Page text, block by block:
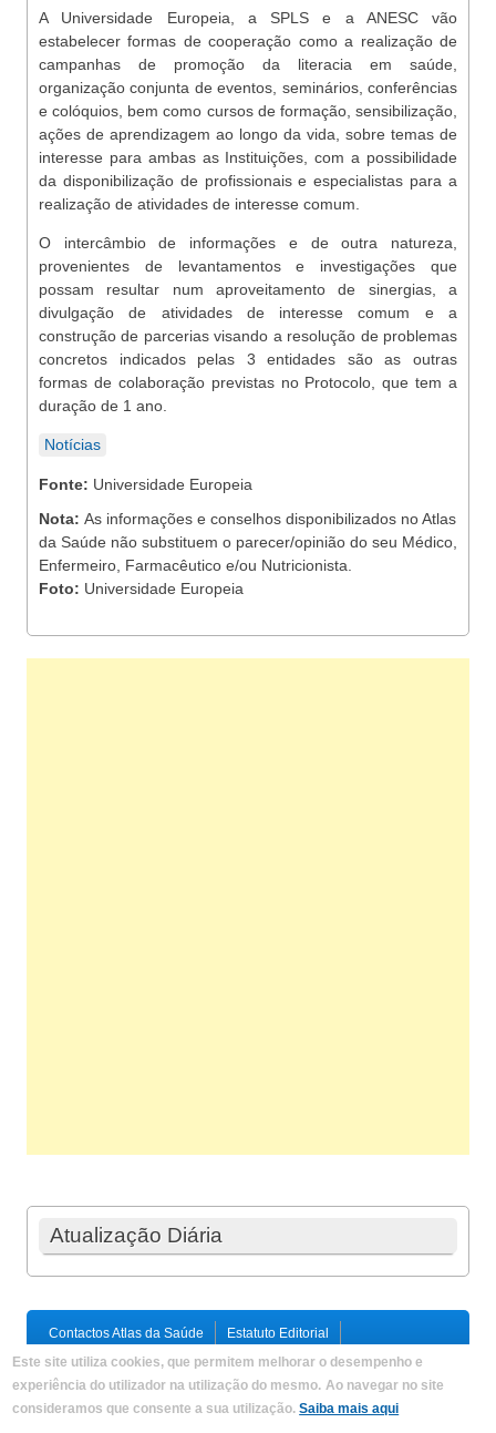
A Universidade Europeia, a SPLS e a ANESC vão
estabelecer formas de cooperação como a realização de
campanhas de promoção da literacia em saúde,
organização conjunta de eventos, seminários, conferências
e colóquios, bem como cursos de formação, sensibilização,
ações de aprendizagem ao longo da vida, sobre temas de
interesse para ambas as Instituições, com a possibilidade
da disponibilização de profissionais e especialistas para a
realização de atividades de interesse comum.
O intercâmbio de informações e de outra natureza,
provenientes de levantamentos e investigações que
possam resultar num aproveitamento de sinergias, a
divulgação de atividades de interesse comum e a
construção de parcerias visando a resolução de problemas
concretos indicados pelas 3 entidades são as outras
formas de colaboração previstas no Protocolo, que tem a
duração de 1 ano.
Notícias
Fonte: Universidade Europeia
Nota: As informações e conselhos disponibilizados no Atlas
da Saúde não substituem o parecer/opinião do seu Médico,
Enfermeiro, Farmacêutico e/ou Nutricionista.
Foto: Universidade Europeia
Atualização Diária
Contactos Atlas da Saúde
Estatuto Editorial
Ficha Técnica
Política de Privacidade / Termos e Condições
Mapa do Site
Este site utiliza cookies, que permitem melhorar o desempenho e
experiência do utilizador na utilização do mesmo. Ao navegar no site
consideramos que consente a sua utilização.Saiba mais aqui